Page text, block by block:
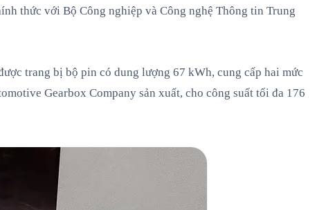
thức với Bộ Công nghiệp và Công nghệ Thông tin Trung
trang bị bộ pin có dung lượng 67 kWh, cung cấp hai mức
Gearbox Company sản xuất, cho công suất tối đa 176